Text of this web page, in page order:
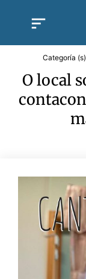
Categoría
O local